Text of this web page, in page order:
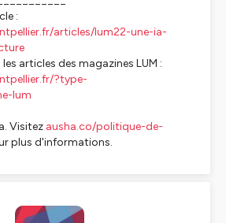
:
articles/lum22-une-ia-
articles des magazines LUM :
?type-
lum
Visitez ausha.co/politique-de-
plus d'informations.